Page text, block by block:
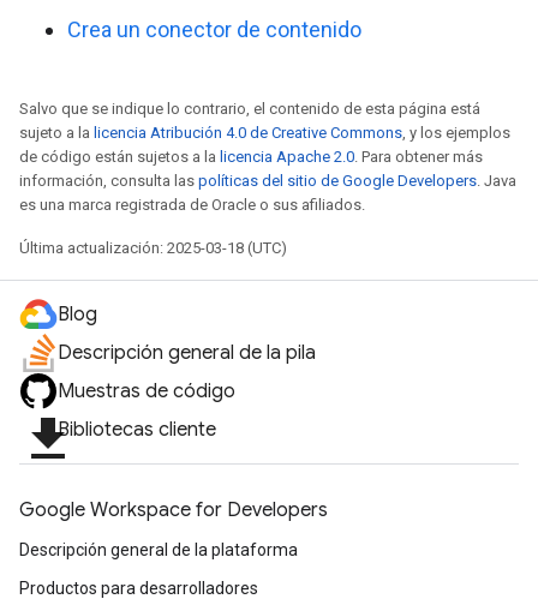
Crea un conector de contenido
Salvo que se indique lo contrario, el contenido de esta página está
sujeto a la licencia Atribución 4.0 de Creative Commons, y los ejemplos
de código están sujetos a la licencia Apache 2.0. Para obtener más
información, consulta las políticas del sitio de Google Developers. Java
es una marca registrada de Oracle o sus afiliados.
Última actualización: 2025-03-18 (UTC)
Blog
Descripción general de la pila
Muestras de código
file_downloadBibliotecas cliente
Google Workspace for Developers
Descripción general de la plataforma
Productos para desarrolladores